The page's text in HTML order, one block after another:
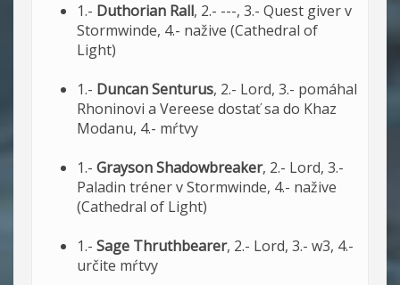
1.- Duthorian Rall, 2.- ---, 3.- Quest giver v
Stormwinde, 4.- nažive (Cathedral of
Light)
1.- Duncan Senturus, 2.- Lord, 3.- pomáhal
Rhoninovi a Vereese dostať sa do Khaz
Modanu, 4.- mŕtvy
1.- Grayson Shadowbreaker, 2.- Lord, 3.-
Paladin tréner v Stormwinde, 4.- nažive
(Cathedral of Light)
1.- Sage Thruthbearer, 2.- Lord, 3.- w3, 4.-
určite mŕtvy